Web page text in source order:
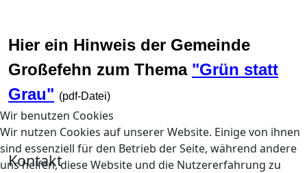
Hier ein Hinweis der Gemeinde
Großefehn zum Thema "Grün statt
Grau" (pdf-Datei)
Kontakt
Wir benutzen Cookies
Wir nutzen Cookies auf unserer Website. Einige von ihnen
sind essenziell für den Betrieb der Seite, während andere
uns helfen, diese Website und die Nutzererfahrung zu